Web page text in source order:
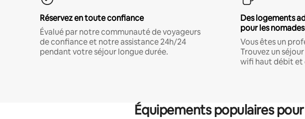
Réservez en toute confiance
Évalué par notre communauté de voyageurs
de confiance et notre assistance 24h/24
pendant votre séjour longue durée.
Des logements
pour les
Vous êtes un
Trouvez un
wifi haut débit et
Équipements populaires